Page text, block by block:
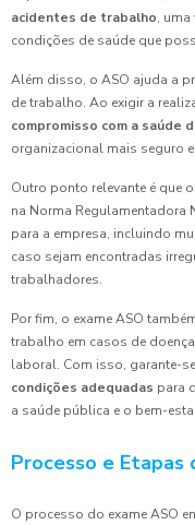
acidentes de trabalho,
condições de saúde que
Além disso, o ASO ajuda a
de trabalho. Ao exigir a
compromisso com a saúde
organizacional mais seguro
Outro ponto relevante é que
na Norma Regulamentadora
para a empresa, incluindo
caso sejam encontradas
trabalhadores.
Por fim, o exame ASO
trabalho em casos de
laboral. Com isso, garante-
condições adequadas para
a saúde pública e o bem-
Processo e Etapas
O processo do exame ASO